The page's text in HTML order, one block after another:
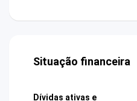
Situação financeira
Dívidas ativas e